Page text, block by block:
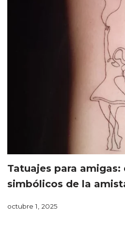
Tatuajes para amigas:
simbólicos de la
octubre 1, 2025